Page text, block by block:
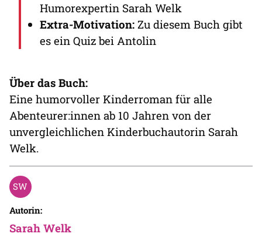
Humorexpertin Sarah Welk
Extra-Motivation: Zu diesem Buch gibt
es ein Quiz bei Antolin
Über das Buch:
Eine humorvoller Kinderroman für alle
Abenteurer:innen ab 10 Jahren von der
unvergleichlichen Kinderbuchautorin Sarah
Welk.
Autorin:
Sarah Welk